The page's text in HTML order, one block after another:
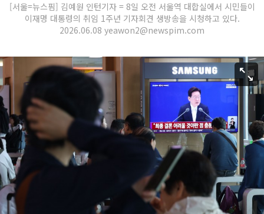
[서울=뉴스핌] 김예원 인턴기자 = 8일 오전 서울역 대합실에서 시민들이
이재명 대통령의 취임 1주년 기자회견 생방송을 시청하고 있다.
2026.06.08 yeawon2@newspim.com